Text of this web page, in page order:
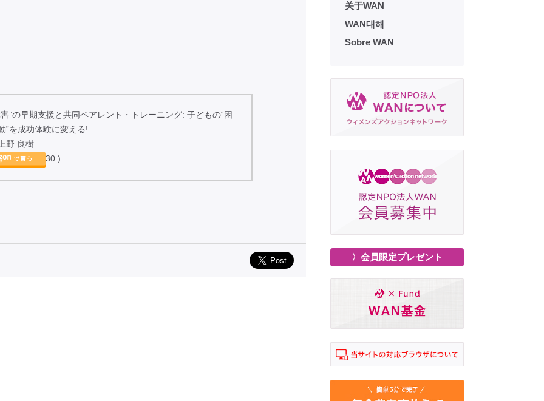
”の早期支援と共同ペアレント・トレーニング: 子どもの“困
”を成功体験に変える!
野 良樹
( 2026/03/30 )
关于WAN
WAN대해
Sobre WAN
〉会員限定プレゼント